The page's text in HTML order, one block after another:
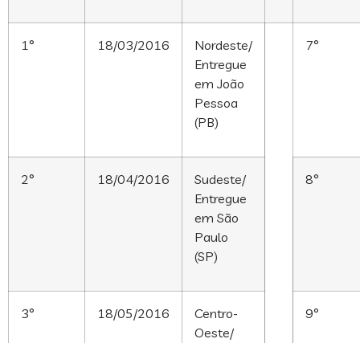
1° 18/03/2016
Nordeste/
Entregue
em João
Pessoa
(PB)
7°
2° 18/04/2016
Sudeste/
Entregue
em São
Paulo
(SP)
8°
3° 18/05/2016
Centro-
Oeste/
9°